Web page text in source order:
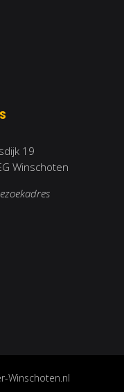
19
Winschoten
Winschoten.nl